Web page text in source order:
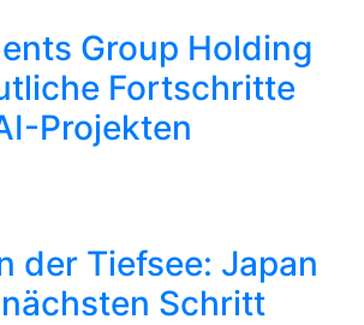
Group Holding
Fortschritte
Projekten
der Tiefsee: Japan
Schritt